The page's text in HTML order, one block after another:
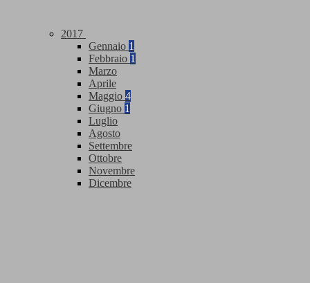
2017
Gennaio 1
Febbraio 1
Marzo
Aprile
Maggio 4
Giugno 1
Luglio
Agosto
Settembre
Ottobre
Novembre
Dicembre